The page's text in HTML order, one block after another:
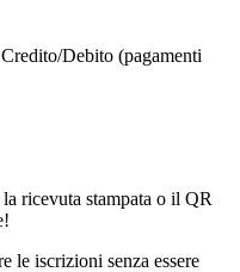
Debito (pagamenti
ricevuta stampata o il QR
le iscrizioni senza essere